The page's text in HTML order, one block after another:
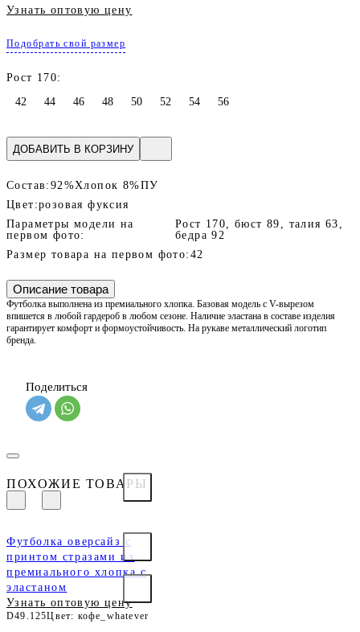
Узнать оптовую цену
Подобрать свой размер
Рост 170:
42
44 46 48 50 52 54 56
ДОБАВИТЬ В КОРЗИНУ
Состав: 92%Хлопок 8%ПУ
Цвет:розовая фуксия
Параметры модели на
первом фото:
Рост 170, бюст 89, талия 63,
бедра 92
Размер товара на первом фото: 42
Описание товара
Футболка выполнена из премиального хлопка. Базовая модель с V-вырезом
впишется в любой гардероб в любом сезоне. Наличие эластана в составе изделия
гарантирует комфорт и формоустойчивость. На рукаве металлический логотип
бренда.
Поделиться
ПОХОЖИЕ ТОВАРЫ
Футболка оверсайз с
принтом стразами из
премиального хлопка с
эластаном
Узнать оптовую цену
D49.125Цвет: кофе_whatever